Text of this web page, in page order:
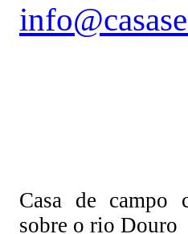
Casa de campo
sobre o rio Douro